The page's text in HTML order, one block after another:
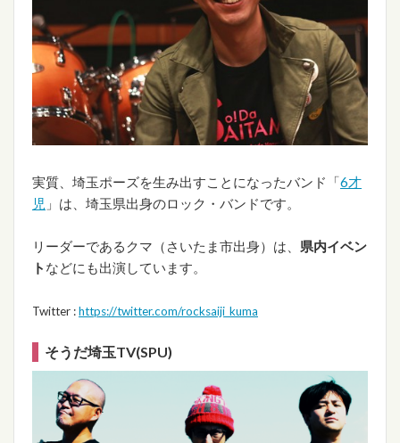
実質、埼玉ポーズを生み出すことになったバンド「6才
児 」は、埼玉県出身のロック・バンドです。
リーダーであるクマ（さいたま市出身）は、 県内イベン
ト などにも出演しています。
Twitter :https://twitter.com/rocksaiji_kuma
そうだ埼玉TV(SPU)